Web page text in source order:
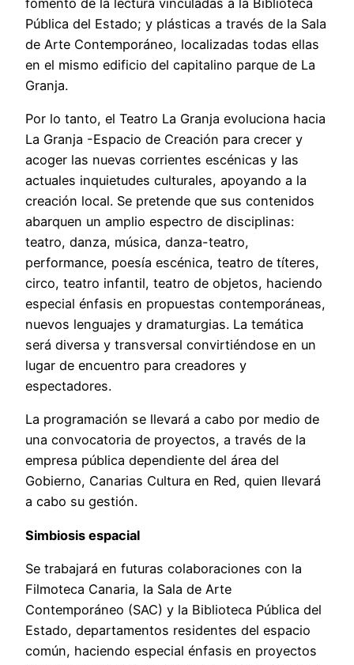
Pública del Estado; y plásticas a través de la Sala
de Arte Contemporáneo, localizadas todas ellas
en el mismo edificio del capitalino parque de La
Granja.
Por lo tanto, el Teatro La Granja evoluciona hacia
La Granja -Espacio de Creación para crecer y
acoger las nuevas corrientes escénicas y las
actuales inquietudes culturales, apoyando a la
creación local. Se pretende que sus contenidos
abarquen un amplio espectro de disciplinas:
teatro, danza, música, danza-teatro,
performance, poesía escénica, teatro de títeres,
circo, teatro infantil, teatro de objetos, haciendo
especial énfasis en propuestas contemporáneas,
nuevos lenguajes y dramaturgias. La temática
será diversa y transversal convirtiéndose en un
lugar de encuentro para creadores y
espectadores.
La programación se llevará a cabo por medio de
una convocatoria de proyectos, a través de la
empresa pública dependiente del área del
Gobierno, Canarias Cultura en Red, quien llevará
a cabo su gestión.
Simbiosis espacial
Se trabajará en futuras colaboraciones con la
Filmoteca Canaria, la Sala de Arte
Contemporáneo (SAC) y la Biblioteca Pública del
Estado, departamentos residentes del espacio
común, haciendo especial énfasis en proyectos